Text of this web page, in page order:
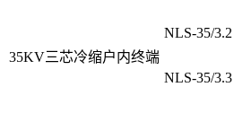
35KV三芯冷缩户内终端
NLS-35/3.2
NLS-35/3.3